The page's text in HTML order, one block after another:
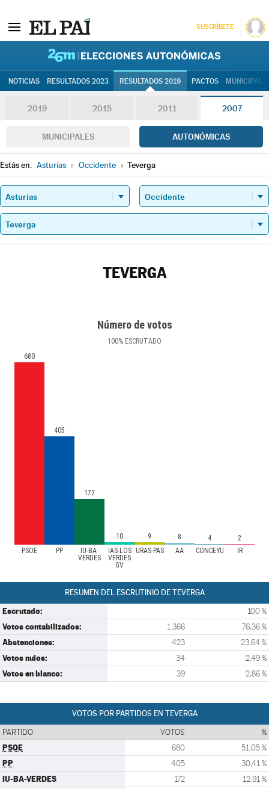
SUSCRÍBETE
NOTICIAS RESULTADOS 2023 RESULTADOS 2019 PACTOS
2019 2015 2011 2007
MUNICIPALES AUTONÓMICAS
Estás en: Asturias » Occidente » Teverga
TEVERGA
Número de votos
100% ESCRUTADO
PSOE PP
IU-BA-
VERDES
IAS-LOS
VERDES
GV
URAS-PAS AA CONCEYU IR
680
405
172
10 9 8 4 2
RESUMEN DEL ESCRUTINIO DE TEVERGA
Escrutado: 100 %
Votos contabilizados: 1.366 76,36 %
Abstenciones: 423 23,64 %
Votos nulos: 34 2,49 %
Votos en blanco: 39 2,86 %
VOTOS POR PARTIDOS EN TEVERGA
PARTIDO VOTOS %
PSOE 680 51,05 %
PP 405 30,41 %
IU-BA-VERDES 172 12,91 %